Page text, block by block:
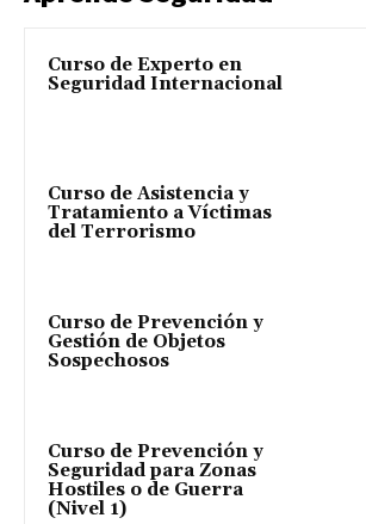
Curso de Experto en
Seguridad Internacional
Curso de Asistencia y
Tratamiento a Víctimas
del Terrorismo
Curso de Prevención y
Gestión de Objetos
Sospechosos
Curso de Prevención y
Seguridad para Zonas
Hostiles o de Guerra
(Nivel 1)